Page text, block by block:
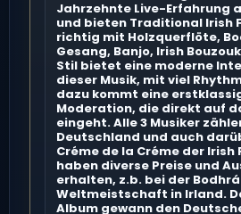
Jahrzehnte Live-Erfahrung
und bieten Traditional Irish
richtig mit Holzquerflöte,
Gesang, Banjo, Irish
Stil bietet eine moderne
dieser Musik, mit viel
dazu kommt eine
Moderation, die direkt auf
eingeht. Alle 3 Musiker
Deutschland und auch
Créme de la Créme der Irish
haben diverse Preise und
erhalten, z.b. bei der
Weltmeistschaft in Irland.
Album gewann den